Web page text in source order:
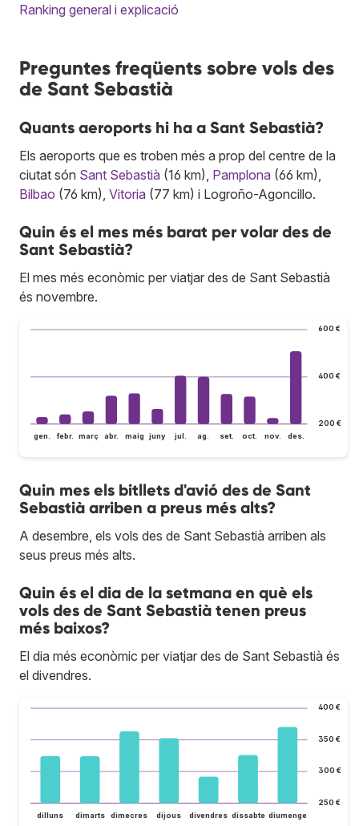
Ranking general i explicació
Preguntes freqüents sobre vols des
de Sant Sebastià
Quants aeroports hi ha a Sant Sebastià?
Els aeroports que es troben més a prop del centre de la
ciutat són Sant Sebastià (16 km), Pamplona (66 km),
Bilbao (76 km), Vitoria (77 km) i Logroño-Agoncillo.
Quin és el mes més barat per volar des de
Sant Sebastià?
El mes més econòmic per viatjar des de Sant Sebastià
és novembre.
200 €
400 €
600 €
gen. febr. març abr. maig juny jul. ag. set. oct. nov. des.
Quin mes els bitllets d'avió des de Sant
Sebastià arriben a preus més alts?
A desembre, els vols des de Sant Sebastià arriben als
seus preus més alts.
Quin és el dia de la setmana en què els
vols des de Sant Sebastià tenen preus
més baixos?
El dia més econòmic per viatjar des de Sant Sebastià és
el divendres.
250 €
300 €
350 €
400 €
dilluns dimarts dimecres dijous divendres dissabte diumenge